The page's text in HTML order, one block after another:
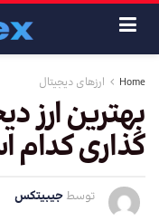
Home ارزهای دیجیتال
بهترین ارز
گذاری
توسط جیبیتکس